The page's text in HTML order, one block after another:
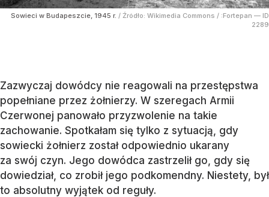
Sowieci w Budapeszcie, 1945 r. / Źródło: Wikimedia Commons / :Fortepan — ID
2289
Zazwyczaj dowódcy nie reagowali na przestępstwa
popełniane przez żołnierzy. W szeregach Armii
Czerwonej panowało przyzwolenie na takie
zachowanie. Spotkałam się tylko z sytuacją, gdy
sowiecki żołnierz został odpowiednio ukarany
za swój czyn. Jego dowódca zastrzelił go, gdy się
dowiedział, co zrobił jego podkomendny. Niestety, był
to absolutny wyjątek od reguły.